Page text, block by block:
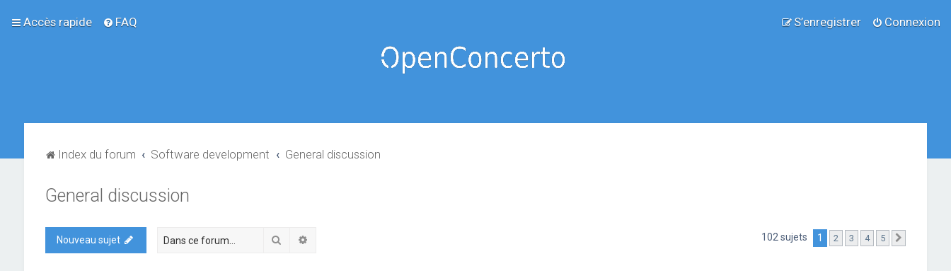
Accès rapide FAQ Connexion
S’enregistrer
Index du forum Software development General discussion
General discussion
Nouveau sujet Rechercher 102 sujets 1 2 3 4 5